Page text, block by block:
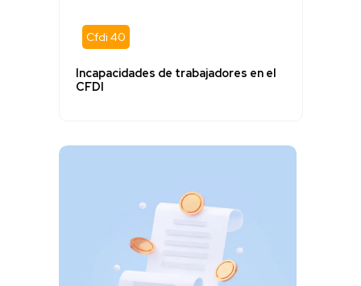
Cfdi 40
Incapacidades de trabajadores en el
CFDI